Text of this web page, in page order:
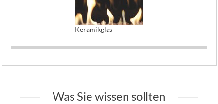
Keramikglas
Was Sie wissen sollten